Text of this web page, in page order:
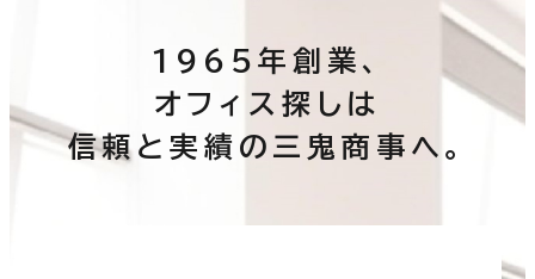
1965年創業、
オフィス探しは
信頼と実績の三鬼商事へ。